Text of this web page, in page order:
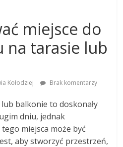
miejsce do
na tarasie lub
Kołodziej Brak komentarzy
balkonie to doskonały
dniu, jednak
miejsca może być
aby stworzyć przestrzeń,